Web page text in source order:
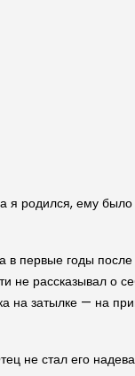
я родился, ему было
в первые годы
не рассказывал о
затылке — на
не стал его